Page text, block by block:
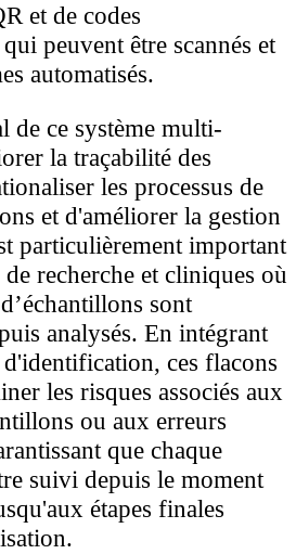
et de codes
peuvent être scannés et
automatisés.
ce système multi-
la traçabilité des
les processus de
et d'améliorer la gestion
particulièrement important
recherche et cliniques où
sont
analysés. En intégrant
ces flacons
les risques associés aux
ou aux erreurs
que chaque
suivi depuis le moment
étapes finales